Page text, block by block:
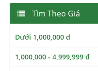
Tìm Theo Giá
Dưới 1,000,000 đ
1,000,000 - 4,999,999 đ